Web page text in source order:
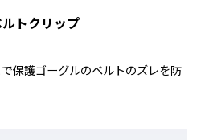
トクリップ
保護ゴーグルのベルトのズレを防